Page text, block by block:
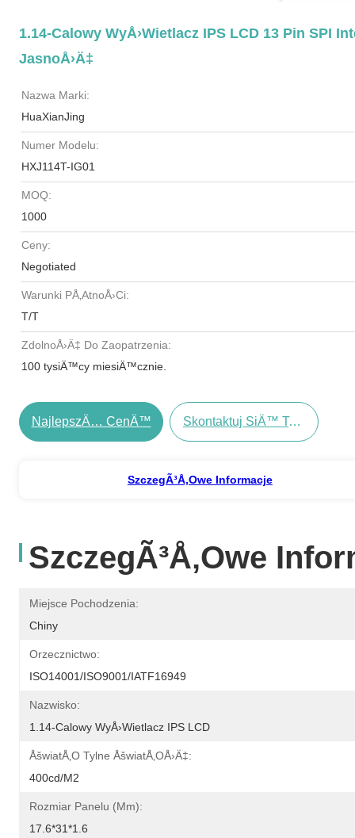
1.14-Calowy WyÅ›wietlacz IPS LCD 13 Pin SPI
JasnoÅ›Ä‡
Nazwa Marki:
HuaXianJing
Numer Modelu:
HXJ114T-IG01
MOQ:
1000
Ceny:
Negotiated
Warunki PÅ‚atnoÅ›ci:
T/T
ZdolnoÅ›Ä‡ Do Zaopatrzenia:
100 tysiÄ™cy miesiÄ™cznie.
NajlepszÄ… CenÄ™ Skontaktuj SiÄ™ Teraz
SzczegÃ³Å‚owe Informacje
SzczegÃ³Å‚owe
Miejsce Pochodzenia:
Chiny
Orzecznictwo:
ISO14001/ISO9001/IATF16949
Nazwisko:
1.14-Calowy WyÅ›wietlacz IPS LCD
ÅšwiatÅ‚o Tylne ÅšwiatÅ‚oÅ›Ä‡:
400cd/m2
Rozmiar Panelu (mm):
17.6*31*1.6